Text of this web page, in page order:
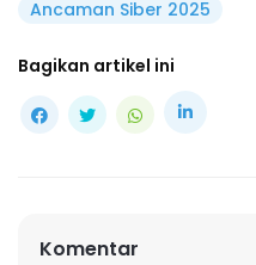
Ancaman Siber 2025
Bagikan artikel ini
Komentar